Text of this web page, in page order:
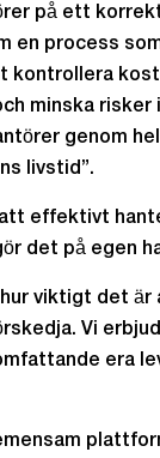
på ett
en process
kontrollera
minska risker
genom
livstid”.
effektivt
det på egen
viktigt det är
Vi
era